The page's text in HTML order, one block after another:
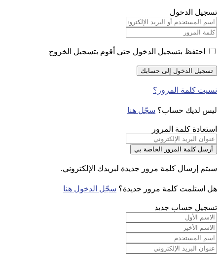
تسجيل الدخول
احتفظ بتسجيل الدخول حتى أقوم بتسجيل الخروج
نسيت كلمة المرور؟
ليس لديك حساب؟ سجّل هنا
استعادة كلمة المرور
سيتم إرسال كلمة مرور جديدة لبريدك الإلكتروني.
هل استلمت كلمة مرور جديدة؟ سجّل الدخول هنا
تسجيل حساب جديد